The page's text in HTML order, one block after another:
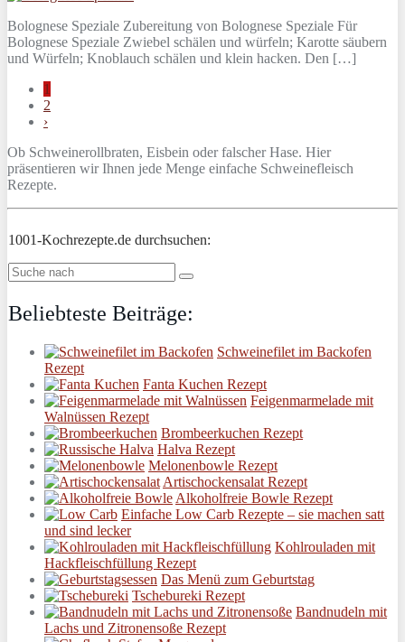
Bolognese Speziale Zubereitung von Bolognese Speziale Für
Bolognese Speziale Zwiebel schälen und würfeln; Karotte säubern
und Würfeln; Knoblauch schälen und klein hacken. Den […]
1
2
›
Ob Schweinerollbraten, Eisbein oder falscher Hase. Hier
präsentieren wir Ihnen jede Menge einfache Schweinefleisch
Rezepte.
1001-Kochrezepte.de durchsuchen:
Beliebteste Beiträge:
Schweinefilet im Backofen
Rezept
Fanta Kuchen Rezept
Feigenmarmelade mit
Walnüssen Rezept
Brombeerkuchen Rezept
Halva Rezept
Melonenbowle Rezept
Artischockensalat Rezept
Alkoholfreie Bowle Rezept
Einfache Low Carb Rezepte – sie machen satt
und sind lecker
Kohlrouladen mit
Hackfleischfüllung Rezept
Das Menü zum Geburtstag
Tschebureki Rezept
Bandnudeln mit
Lachs und Zitronensoße Rezept